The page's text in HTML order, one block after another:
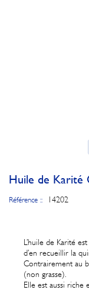
Huile de Karité
Référence :: 14202
L’huile de Karité
d’en recueillir la
Contrairement au
(non grasse).
Elle est aussi riche